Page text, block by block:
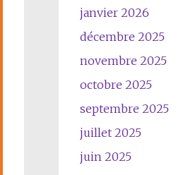
janvier 2026
décembre 2025
novembre 2025
octobre 2025
septembre 2025
juillet 2025
juin 2025